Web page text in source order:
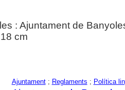
: Ajuntament de
cm
Ajuntament; Reglaments ; Política